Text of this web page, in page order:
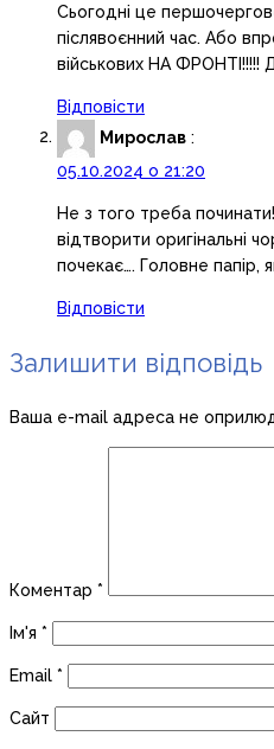
Сьогодні це
післявоєнний час. Або
військових НА ФРОНТІ!!!!!
Відповісти
Мирослав :
05.10.2024 о 21:20
Не з того треба
відтворити оригінальні
почекає…. Головне папір,
Відповісти
Залишити відповідь
Ваша e-mail адреса не
Коментар *
Ім'я *
Email *
Сайт